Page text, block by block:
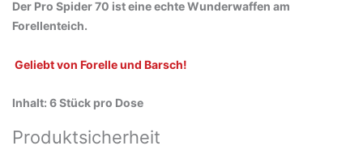
Der Pro Spider 70 ist eine echte Wunderwaffen am
Forellenteich.
Geliebt von Forelle und Barsch!
Inhalt: 6 Stück pro Dose
Produktsicherheit